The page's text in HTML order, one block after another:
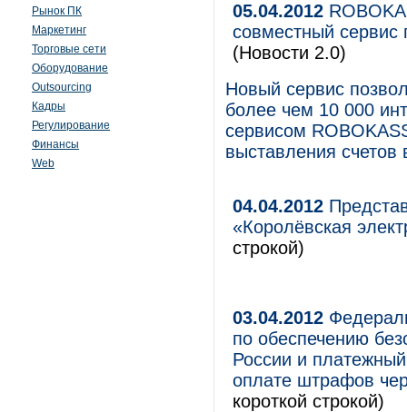
Рынок ПК
Маркетинг
Торговые сети
Оборудование
Outsourcing
Кадры
Регулирование
Финансы
Web
05.04.2012
совместный сервис
(Новости 2.0)
Новый сервис
более чем 10 000
сервисом
выставления счетов
04.04.2012
«Королёвская
строкой)
03.04.2012
по обеспечению
России и
оплате штрафов
короткой строкой)